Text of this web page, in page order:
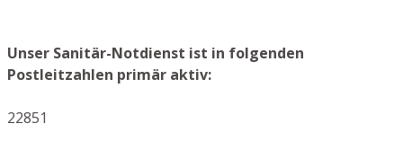
Unser Sanitär-Notdienst ist in folgenden
Postleitzahlen primär aktiv:
22851